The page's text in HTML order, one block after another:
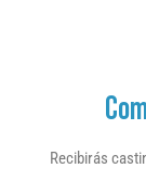
Recibirás